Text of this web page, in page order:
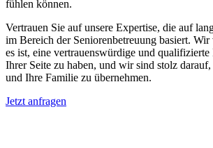
fühlen können.
Vertrauen Sie auf unsere Expertise, die auf
im Bereich der Seniorenbetreuung basiert.
es ist, eine vertrauenswürdige und qualifizierte
Ihrer Seite zu haben, und wir sind stolz
und Ihre Familie zu übernehmen.
Jetzt anfragen